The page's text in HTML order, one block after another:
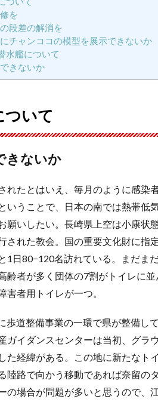
を
段差の解消を
チャンココの模型を展示できないか
水艦について
きないか
ついて
きないか
たとはいえ、毎月のように感染
いうことで、日本の南では熱帯低
願いしたい。長崎県上空は小康状
された教会。国の重要文化財に指
1日80−120名訪れている。まだま
齢者が多く団体の7割がトイレに
害者用トイレが一つ。
道整備事業の一環で県が整備し
ガイダンスセンターは当初、グラ
た経緯がある。この地に新たなト
陸路で向かう移動であれば奈留の
の場合が問題が多いと思うので、